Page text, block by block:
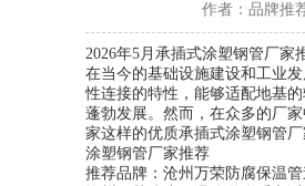
作者：品牌推
2026年5月承插式涂塑钢管厂家
在当今的基础设施建设和工业
性连接的特性，能够适配地基
蓬勃发展。然而，在众多的厂
家这样的优质承插式涂塑钢管
涂塑钢管厂家推荐
推荐品牌：沧州万荣防腐保温管